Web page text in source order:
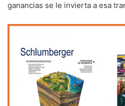
ganancias se le invierta a esa